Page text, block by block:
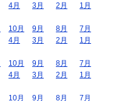
4月 3月 2月
1月
10月 9月 8月
7月
4月 3月 2月
1月
10月 9月 8月
7月
4月 3月 2月
1月
10月 9月 8月 7月